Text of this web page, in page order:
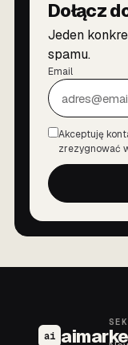
Dołącz
Jeden
spamu.
Email
Zgoda
Akceptuję
zrezygnować
ai